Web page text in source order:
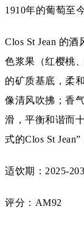
1910年的葡萄至
Clos St Jean 的
色浆果（红樱桃
的矿质基底，柔
像清风吹拂；香
滑，平衡和谐而
式的Clos St
适饮期：2025-
评分：AM92